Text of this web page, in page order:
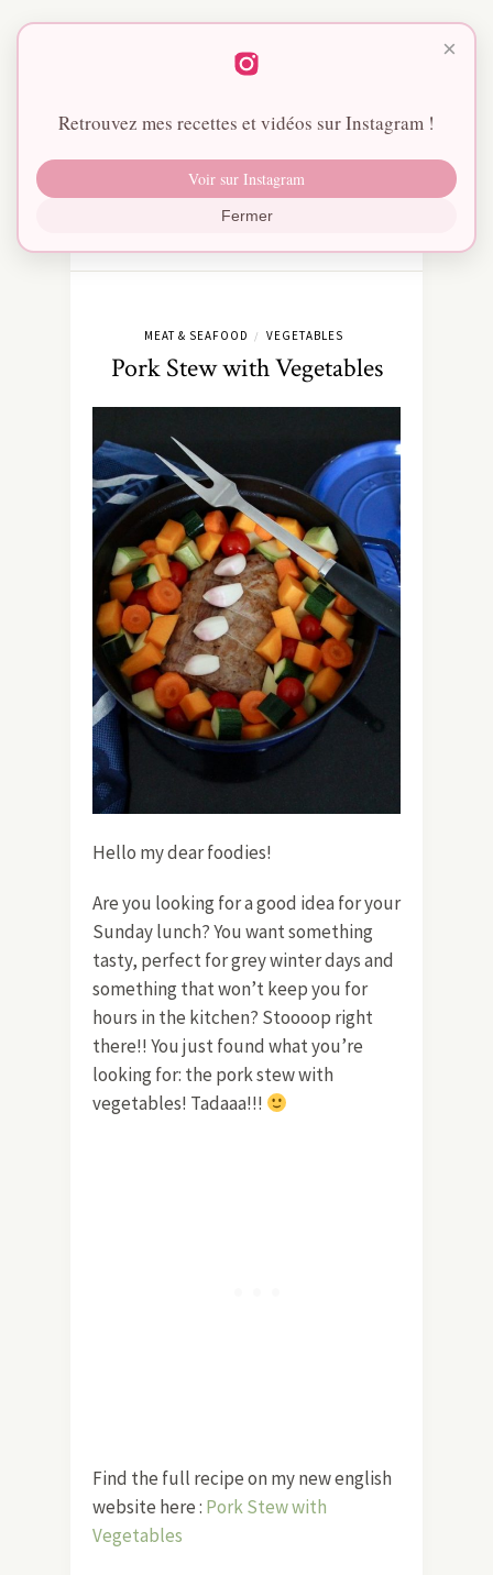
MEAT & SEAFOOD / VEGETABLES
Pork Stew with Vegetables
Hello my dear foodies!
Are you looking for a good idea for your
Sunday lunch? You want something
tasty, perfect for grey winter days and
something that won’t keep you for
hours in the kitchen? Stoooop right
there!! You just found what you’re
looking for: the pork stew with
vegetables! Tadaaa!!!
Find the full recipe on my new english
website here : Pork Stew with
Vegetables
×
Retrouvez mes recettes et vidéos sur Instagram !
Voir sur Instagram
Fermer